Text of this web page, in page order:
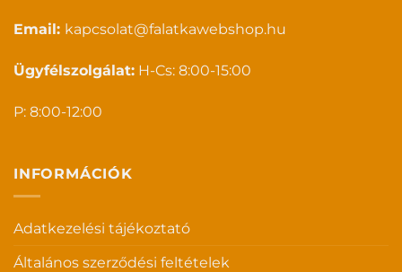
Email: kapcsolat@falatkawebshop.hu
Ügyfélszolgálat: H-Cs: 8:00-15:00
P: 8:00-12:00
INFORMÁCIÓK
Adatkezelési tájékoztató
Általános szerződési feltételek